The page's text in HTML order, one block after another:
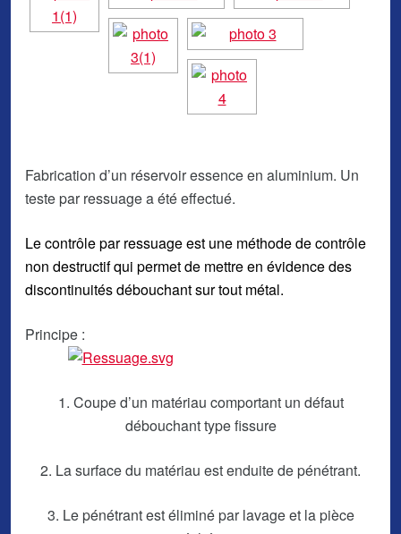
Fabrication d’un réservoir essence en aluminium. Un
teste par ressuage a été effectué.
Le contrôle par ressuage est une méthode de contrôle
non destructif qui permet de mettre en évidence des
discontinuités débouchant sur tout métal.
Principe :
1. Coupe d’un matériau comportant un défaut
débouchant type fissure
2. La surface du matériau est enduite de pénétrant.
3. Le pénétrant est éliminé par lavage et la pièce